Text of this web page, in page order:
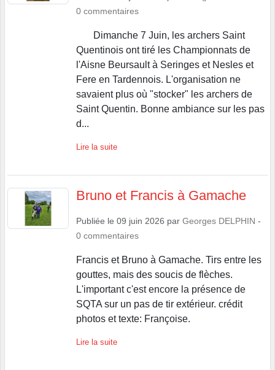
0 commentaires
Dimanche 7 Juin, les archers Saint
Quentinois ont tiré les Championnats de
l'Aisne Beursault à Seringes et Nesles et
Fere en Tardennois. L'organisation ne
savaient plus où "stocker" les archers de
Saint Quentin. Bonne ambiance sur les pas
d...
Lire la suite
Bruno et Francis à Gamache
Publiée le 09 juin 2026 par Georges DELPHIN -
0 commentaires
Francis et Bruno à Gamache. Tirs entre les
gouttes, mais des soucis de flèches.
L'important c'est encore la présence de
SQTA sur un pas de tir extérieur. crédit
photos et texte: Françoise.
Lire la suite